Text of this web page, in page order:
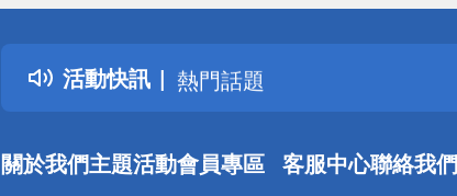
活動快訊
詐騙網頁！請小心！
得獎公告
熱門話題
銀行優惠
詐騙網頁！請小心！
關於我們主題活動會員專區 客服中心聯絡我們